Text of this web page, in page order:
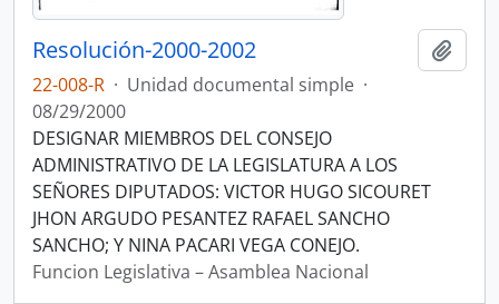
Resolución-2000-2002
22-008-R · Unidad documental simple ·
08/29/2000
DESIGNAR MIEMBROS DEL CONSEJO
ADMINISTRATIVO DE LA LEGISLATURA A LOS
SEÑORES DIPUTADOS: VICTOR HUGO SICOURET
JHON ARGUDO PESANTEZ RAFAEL SANCHO
SANCHO; Y NINA PACARI VEGA CONEJO.
Funcion Legislativa – Asamblea Nacional